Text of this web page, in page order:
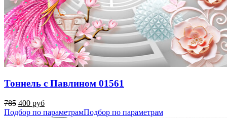
Тоннель с Павлином 01561
785 400 руб
Подбор по параметрамПодбор по параметрам